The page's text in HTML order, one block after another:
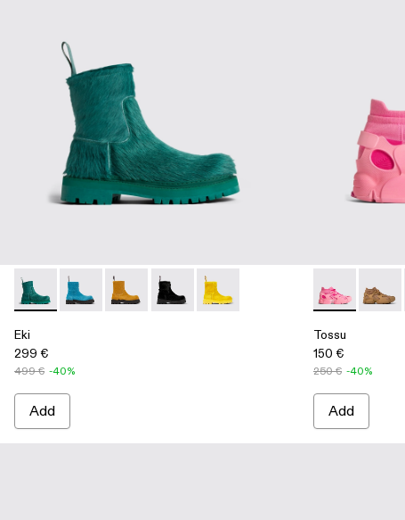
Eki - A700001-002 - Green
Eki - A700001-005
Eki - A700001-004
Eki - A700001-003
Eki - A700001-001 - Yellow
Eki
299 €
499 € -40%
Add
Tossu -
Tossu
150 €
250 € -40%
Add